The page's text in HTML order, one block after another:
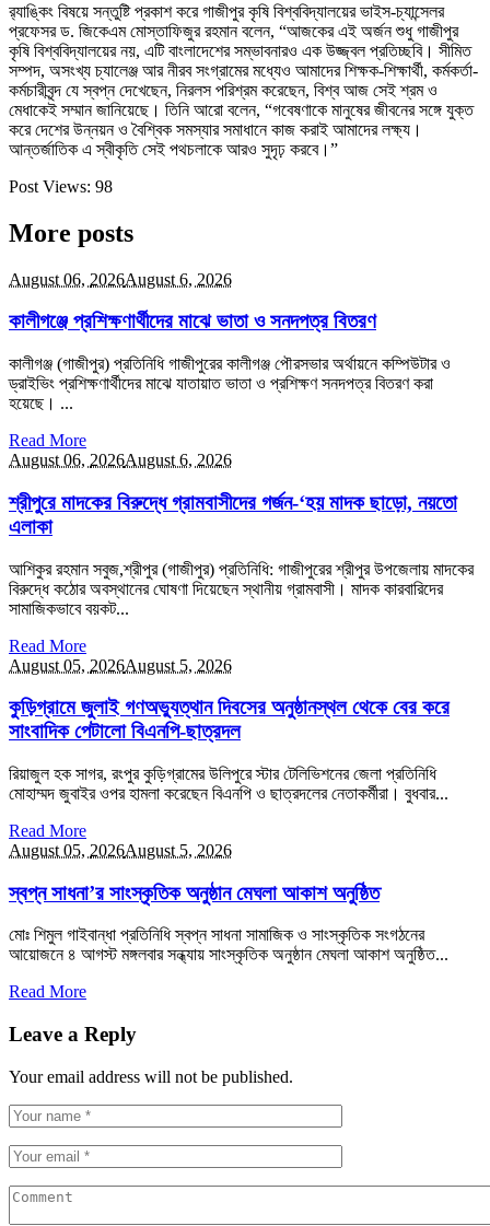
র‍্যাঙ্কিং বিষয়ে সন্তুষ্টি প্রকাশ করে গাজীপুর কৃষি বিশ্ববিদ্যালয়ের ভাইস-চ্যান্সেলর
প্রফেসর ড. জিকেএম মোস্তাফিজুর রহমান বলেন, “আজকের এই অর্জন শুধু গাজীপুর
কৃষি বিশ্ববিদ্যালয়ের নয়, এটি বাংলাদেশের সম্ভাবনারও এক উজ্জ্বল প্রতিচ্ছবি। সীমিত
সম্পদ, অসংখ্য চ্যালেঞ্জ আর নীরব সংগ্রামের মধ্যেও আমাদের শিক্ষক-শিক্ষার্থী, কর্মকর্তা-
কর্মচারীবৃন্দ যে স্বপ্ন দেখেছেন, নিরলস পরিশ্রম করেছেন, বিশ্ব আজ সেই শ্রম ও
মেধাকেই সম্মান জানিয়েছে। তিনি আরো বলেন, “গবেষণাকে মানুষের জীবনের সঙ্গে যুক্ত
করে দেশের উন্নয়ন ও বৈশ্বিক সমস্যার সমাধানে কাজ করাই আমাদের লক্ষ্য।
আন্তর্জাতিক এ স্বীকৃতি সেই পথচলাকে আরও সুদৃঢ় করবে।”
Post Views: 98
More posts
August 06, 2026August 6, 2026
কালীগঞ্জে প্রশিক্ষণার্থীদের মাঝে ভাতা ও সনদপত্র বিতরণ
কালীগঞ্জ (গাজীপুর) প্রতিনিধি গাজীপুরের কালীগঞ্জ পৌরসভার অর্থায়নে কম্পিউটার ও
ড্রাইভিং প্রশিক্ষণার্থীদের মাঝে যাতায়াত ভাতা ও প্রশিক্ষণ সনদপত্র বিতরণ করা
হয়েছে। ...
Read More
August 06, 2026August 6, 2026
শ্রীপুরে মাদকের বিরুদ্ধে গ্রামবাসীদের গর্জন-‘হয় মাদক ছাড়ো, নয়তো
এলাকা
আশিকুর রহমান সবুজ,​শ্রীপুর (গাজীপুর) প্রতিনিধি: ‎গাজীপুরের শ্রীপুর উপজেলায় মাদকের
বিরুদ্ধে কঠোর অবস্থানের ঘোষণা দিয়েছেন স্থানীয় গ্রামবাসী। মাদক কারবারিদের
সামাজিকভাবে বয়কট...
Read More
August 05, 2026August 5, 2026
কুড়িগ্রামে জুলাই গণঅভ্যুত্থান দিবসের অনুষ্ঠানস্থল থেকে বের করে
সাংবাদিক পেটালো বিএনপি-ছাত্রদল
রিয়াজুল হক সাগর, রংপুর কুড়িগ্রামের উলিপুরে স্টার টেলিভিশনের জেলা প্রতিনিধি
মোহাম্মদ জুবাইর ওপর হামলা করেছেন বিএনপি ও ছাত্রদলের নেতাকর্মীরা। বুধবার...
Read More
August 05, 2026August 5, 2026
স্বপ্ন সাধনা’র সাংস্কৃতিক অনুষ্ঠান মেঘলা আকাশ অনুষ্ঠিত
মোঃ শিমুল গাইবান্ধা প্রতিনিধি স্বপ্ন সাধনা সামাজিক ও সাংস্কৃতিক সংগঠনের
আয়োজনে ৪ আগস্ট মঙ্গলবার সন্ধ্যায় সাংস্কৃতিক অনুষ্ঠান মেঘলা আকাশ অনুষ্ঠিত...
Read More
Leave a Reply
Your email address will not be published.